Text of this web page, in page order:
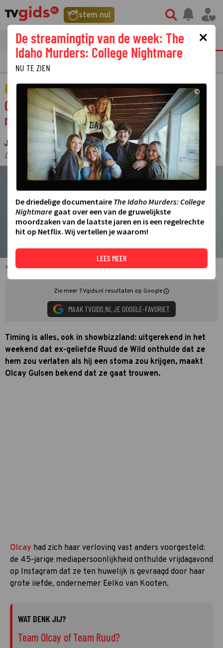
stem nu!
tvgids streaming nieuws
GOUDEN TELEVIZIER-RING
STERREN
Olcay Gulsen kondigt huwelijk aan tijdens
mediarel met ex Ruud de Wild
JEF WILLEMSEN· 14 FEBRUARI 2026 09:44·
LAATSTE UPDATE:16-02-26 10:37
Olcay weet wat ze wil
Zie meer TVgids.nl resultaten op Google
MAAK TVGIDS.NL JE GOOGLE-FAVORIET
Timing is alles, ook in showbizzland: uitgerekend in het
weekend dat ex-geliefde Ruud de Wild onthulde dat ze
hem zou verlaten als hij een stoma zou krijgen, maakt
Olcay Gulsen bekend dat ze gaat trouwen.
Olcay had zich haar verloving vast anders voorgesteld:
de 45-jarige mediapersoonlijkheid onthulde vrijdagavond
op Instagram dat ze ten huwelijk is gevraagd door haar
grote iiefde, ondernemer Eelko van Kooten.
WAT DENK JIJ?
Team Olcay of Team Ruud?
×
De streamingtip van de week: The
Idaho Murders: College Nightmare
NU TE ZIEN
©
De driedelige documentaire The Idaho Murders: College
Nightmare gaat over een van de gruwelijkste
moordzaken van de laatste jaren en is een regelrechte
hit op Netflix. Wij vertellen je waarom!
LEES MEER